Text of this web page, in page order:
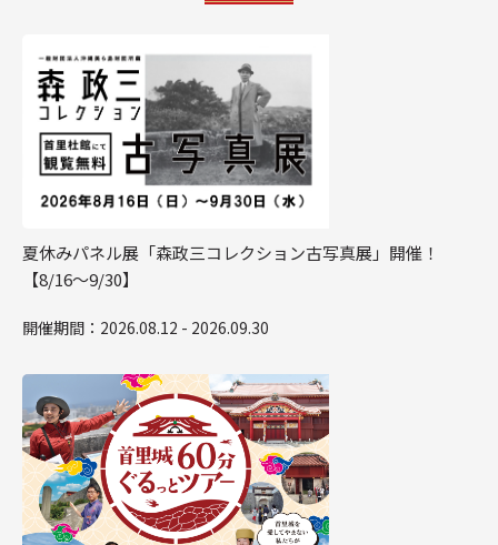
夏休みパネル展「森政三コレクション古写真展」開催！
【8/16～9/30】
開催期間：2026.08.12 - 2026.09.30